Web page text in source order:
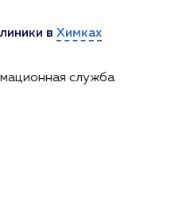
в Химках
служба